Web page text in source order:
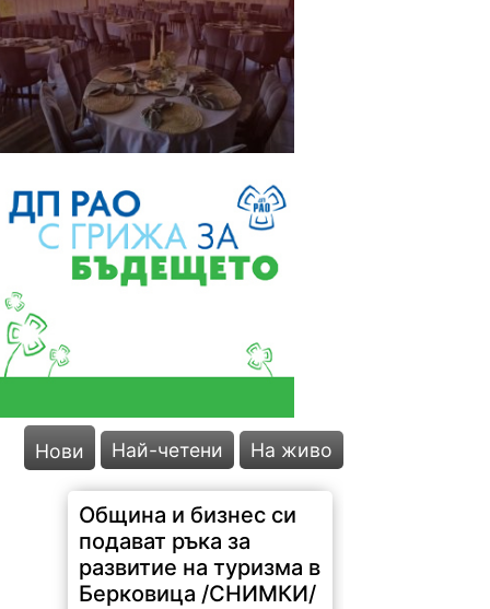
Нови Най-четени На живо
Община и бизнес си
подават ръка за
развитие на туризма в
Берковица /СНИМКИ/